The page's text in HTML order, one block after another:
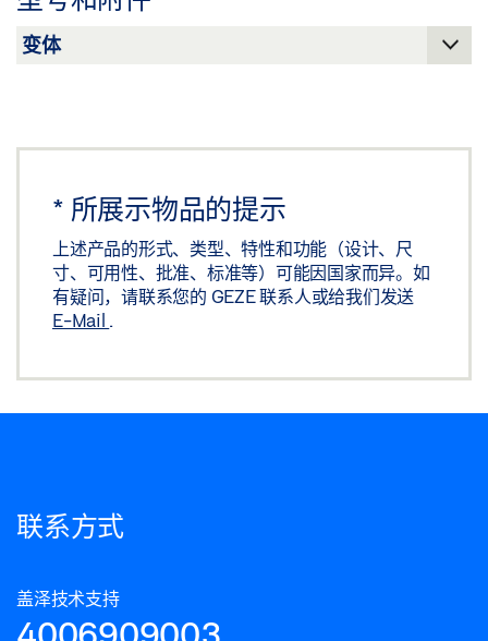
* 所展示物品的提示
上述产品的形式、类型、特性和功能（设计、尺
寸、可用性、批准、标准等）可能因国家而异。如
有疑问，请联系您的 GEZE 联系人或给我们发送
E-Mail .
联系方式
盖泽技术支持